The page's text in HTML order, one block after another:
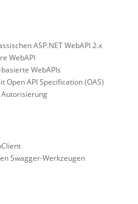
ASP.NET WebAPI 2.x
WebAPI
WebAPIs
API Specification (OAS)
Swagger-Werkzeugen